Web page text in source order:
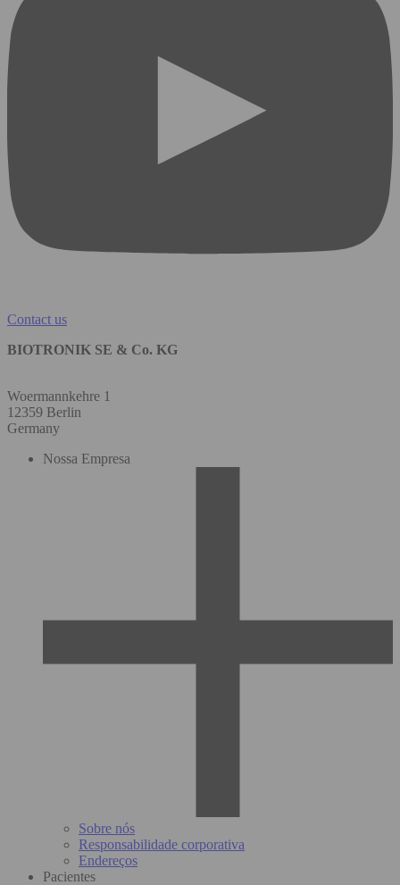
Contact us
BIOTRONIK SE & Co. KG
Woermannkehre 1
12359 Berlin
Germany
Nossa Empresa
Sobre nós
Responsabilidade corporativa
Endereços
Pacientes